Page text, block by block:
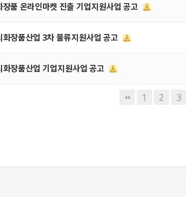
품 온라인마켓 진출 기업지원사업 공고
장품산업 3차 물류지원사업 공고
장품산업 기업지원사업 공고
1 2 3